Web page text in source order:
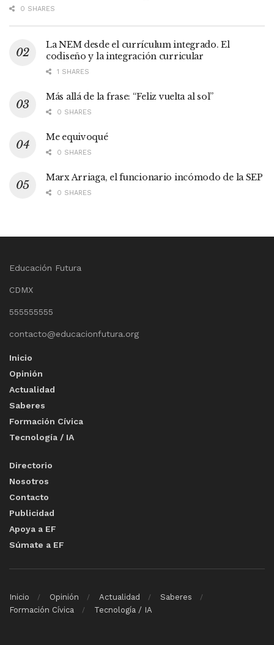
0 SHARES
La NEM desde el currículum integrado. El
codiseño y la integración curricular
1 SHARES
Más allá de la frase: “Feliz vuelta al sol”
0 SHARES
Me equivoqué
0 SHARES
Marx Arriaga, el funcionario incómodo de la SEP
0 SHARES
Educación Futura
CDMX
555555555
contacto@educacionfutura.org
Inicio
Opinión
Actualidad
Saberes
Formación Cívica
Tecnología / IA
Directorio
Nosotros
Contacto
Publicidad
Apoya a EF
Súmate a EF
Inicio Opinión Actualidad
Saberes
Formación Cívica
Tecnología / IA